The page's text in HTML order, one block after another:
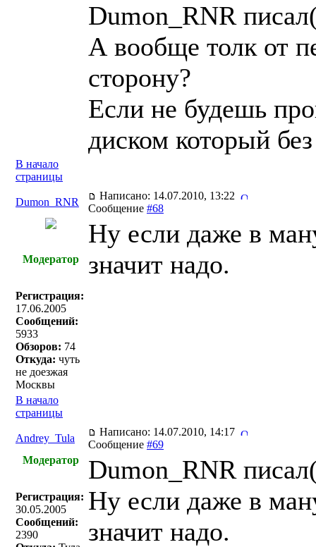
Dumon_RNR
А вообще толк от
сторону?
Если не будешь
диском который
В начало
страницы
Dumon_RNR
Написано: 14.07.2010, 13:22
Сообщение #68
Модератор
Регистрация:
17.06.2005
Сообщений:
5933
Обзоров: 74
Откуда: чуть
не доезжая
Москвы
Ну если даже в
значит надо.
В начало
страницы
Andrey_Tula
Написано: 14.07.2010, 14:17
Сообщение #69
Модератор
Регистрация:
30.05.2005
Сообщений:
2390
Dumon_RNR
Ну если даже в
значит надо.